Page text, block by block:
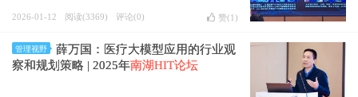
2026-01-12 阅读(3369) 评论(0) 赞(1 )
管理视野
薛万国：医疗大模型应用的行业观
察和规划策略 | 2025年南湖HIT论坛